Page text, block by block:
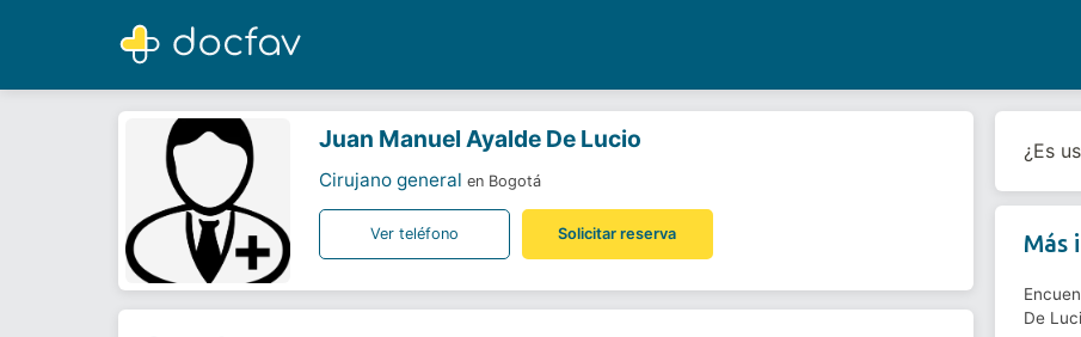
Juan Manuel Ayalde De Lucio
Cirujano general
Juan Manuel Ayalde De Lucio
Cirujano general en Bogotá
Ver teléfono Solicitar reserva
¿Es
Más
De